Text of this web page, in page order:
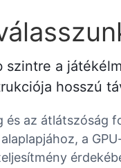
szintre a
hosszú
és az átlátszóság
a